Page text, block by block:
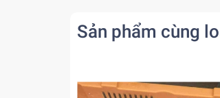
Sản phẩm cùng